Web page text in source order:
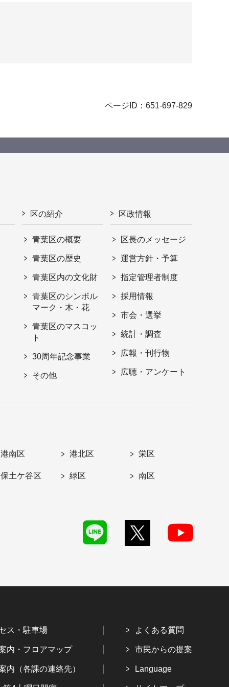
ページID：651-697-829
区の紹介
青葉区の概要
青葉区の歴史
青葉区内の文化財
青葉区のシンボル
マーク・木・花
青葉区のマスコッ
ト
30周年記念事業
その他
区政情報
区長のメッセージ
運営方針・予算
指定管理者制度
採用情報
市会・選挙
統計・調査
広報・刊行物
広聴・アンケート
港南区 港北区 栄区
保土ケ谷区 緑区 南区
ス・駐車場
内・フロアマップ
内（各課の連絡先）
よくある質問
市民からの提案
Language